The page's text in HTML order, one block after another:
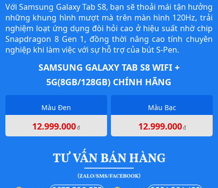
Với Samsung Galaxy Tab S8, bạn sẽ thoải mái tận hưởng
những khung hình mượt mà trên màn hình 120Hz, trải
nghiệm loạt ứng dụng đòi hỏi cao ở hiệu suất nhờ chip
Snapdragon 8 Gen 1, đồng thời nâng cao tính chuyên
nghiệp khi làm việc với sự hỗ trợ của bút S-Pen.
SAMSUNG GALAXY TAB S8 WIFI +
5G(8GB/128GB) CHÍNH HÃNG
Màu Đen
12.999.000đ
Màu Bạc
12.999.000đ